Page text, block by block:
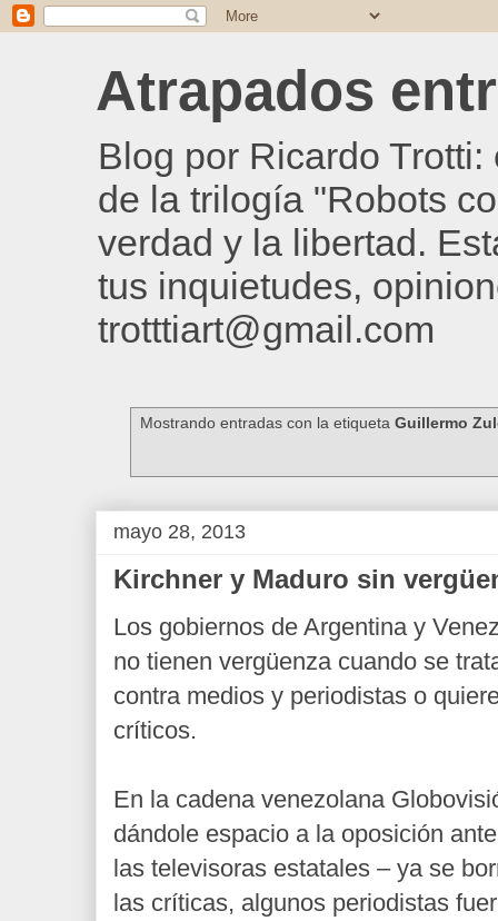
Atrapados
Blog por Ricardo
de la trilogía "Robots
verdad y la libertad.
tus inquietudes,
trotttiart@gmail.com
Mostrando entradas con la etiqueta Guillermo
mayo 28, 2013
Kirchner y Maduro sin
Los gobiernos de Argentina y
no tienen vergüenza cuando se
contra medios y periodistas o
críticos.
En la cadena venezolana
dándole espacio a la oposición
las televisoras estatales – ya se
las críticas, algunos periodistas